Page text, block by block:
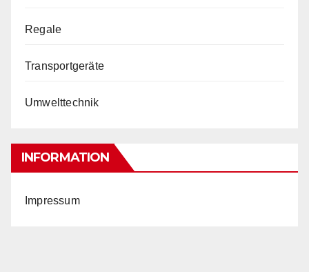
Regale
Transportgeräte
Umwelttechnik
INFORMATION
Impressum